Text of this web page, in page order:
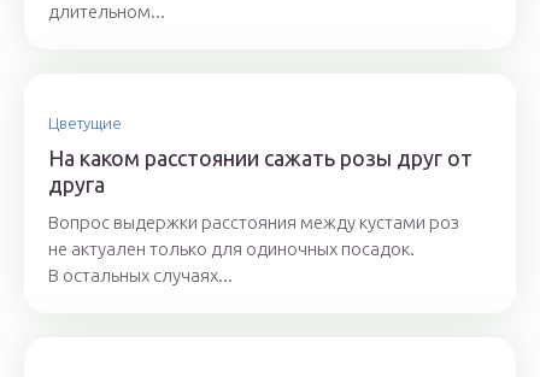
длительном...
Цветущие
На каком расстоянии сажать розы друг от
друга
Вопрос выдержки расстояния между кустами роз
не актуален только для одиночных посадок.
В остальных случаях...